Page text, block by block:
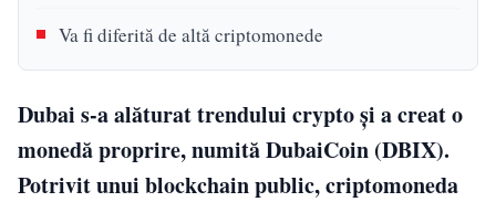
Va fi diferită de altă criptomonede
Dubai s-a alăturat trendului crypto și a creat o
monedă proprire, numită DubaiCoin (DBIX).
Potrivit unui blockchain public, criptomoneda